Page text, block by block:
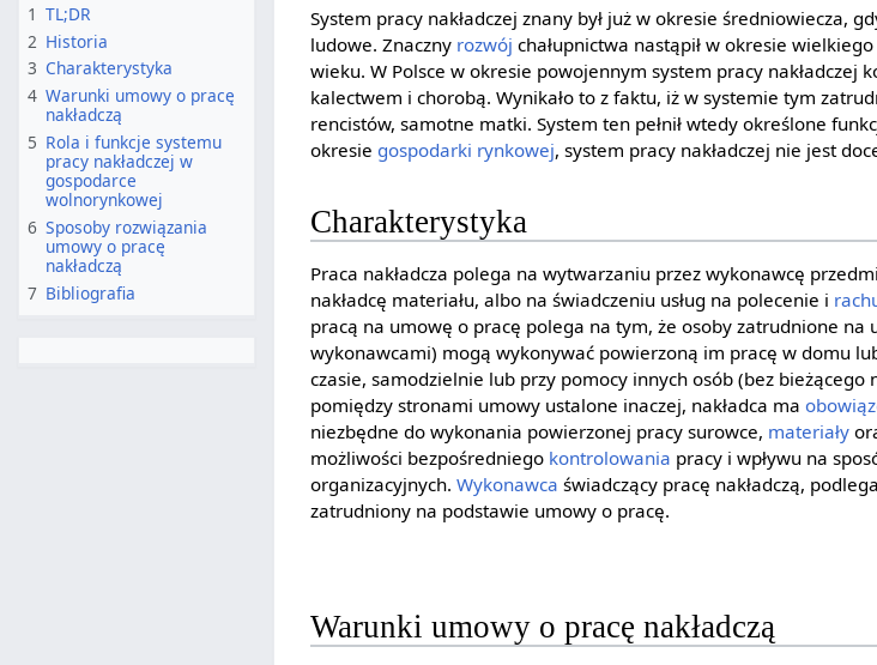
System pracy nakładczej znany był już w okresie średniowiecza,
ludowe. Znaczny rozwój chałupnictwa nastąpił w okresie wielkiego
wieku. W Polsce w okresie powojennym system pracy nakładczej
kalectwem i chorobą. Wynikało to z faktu, iż w systemie tym
rencistów, samotne matki. System ten pełnił wtedy określone
okresie gospodarki rynkowej, system pracy nakładczej nie jest
Charakterystyka
Praca nakładcza polega na wytwarzaniu przez wykonawcę
nakładcę materiału, albo na świadczeniu usług na polecenie i
pracą na umowę o pracę polega na tym, że osoby zatrudnione na
wykonawcami) mogą wykonywać powierzoną im pracę w domu
czasie, samodzielnie lub przy pomocy innych osób (bez bieżącego
pomiędzy stronami umowy ustalone inaczej, nakładca ma
niezbędne do wykonania powierzonej pracy surowce, materiały
możliwości bezpośredniego kontrolowania pracy i wpływu na
organizacyjnych.Wykonawca świadczący pracę nakładczą,
zatrudniony na podstawie umowy o pracę.
Warunki umowy o pracę nakładczą
1 TL;DR
2 Historia
3 Charakterystyka
4 Warunki umowy o pracę
nakładczą
5 Rola i funkcje systemu
pracy nakładczej w
gospodarce
wolnorynkowej
6 Sposoby rozwiązania
umowy o pracę
nakładczą
7 Bibliografia